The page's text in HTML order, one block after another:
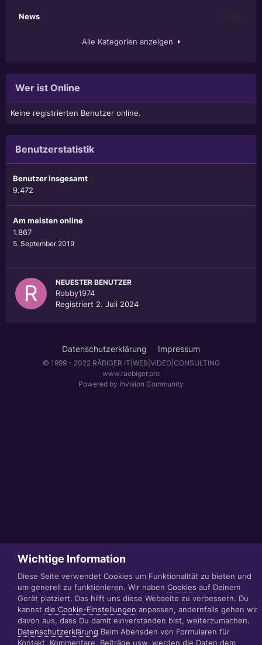
News
Alle Kategorien anzeigen
Wer ist Online
Keine registrierten Benutzer online.
Benutzerstatistik
Benutzer insgesamt
9.472
Am meisten online
1.867
5. September 2019
NEUESTER BENUTZER
Robby1974
Registriert 2. Juli 2024
Datenschutzerklärung Impressum
© 1999 - 2022 RÄBIGER IT|WEB|VIDEO|CONSULTING
www.raebiger.pro
Powered by Invision Community
Wichtige Information
Diese Seite verwendet Cookies um Funktionalität zu bieten und
um generell zu funktionieren. Wir haben Cookies auf Deinem
Gerät platziert. Das hilft uns diese Webseite zu verbessern. Du
kannst die Cookie-Einstellungen anpassen, andernfalls gehen wir
davon aus, dass Du damit einverstanden bist, weiterzumachen.
Datenschutzerklärung Beim Abensden von Formularen für
Kontakt, Kommentare, Beiträge usw. werden die Daten dem